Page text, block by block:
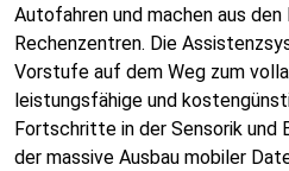
Autofahren und machen aus
Rechenzentren. Die
Vorstufe auf dem Weg zum
leistungsfähige und
Fortschritte in der Sensorik und
der massive Ausbau mobiler